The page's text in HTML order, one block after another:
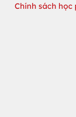
Chính sách học